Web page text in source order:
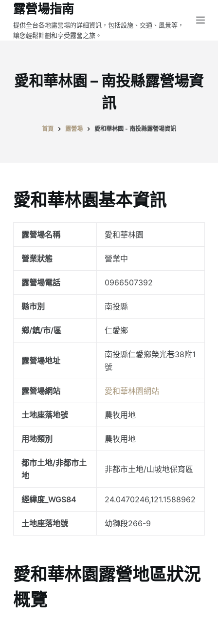
跳
至
主
容
露營場指南
提供全台各地露營場的詳細資訊，包括設施、交通、風景等，
讓您輕鬆計劃和享受露營之旅。
愛和華林園 – 南投縣露營場資
訊
首頁 露營場 愛和華林園 - 南投縣露營場資訊
愛和華林園基本資訊
露營場名稱 愛和華林園
營業狀態 營業中
露營場電話 0966507392
縣市別 南投縣
鄉/鎮/市/區 仁愛鄉
露營場地址
南投縣仁愛鄉榮光巷38附1
號
露營場網站 愛和華林園網站
土地座落地號 農牧用地
用地類別 農牧用地
都市土地/非都市土
地
非都市土地/山坡地保育區
經緯度_WGS84 24.0470246,121.1588962
土地座落地號 幼獅段266-9
愛和華林園露營地區狀況
概覽